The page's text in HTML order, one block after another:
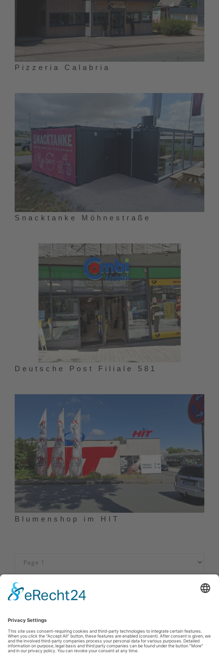
Pizzeria Calabria
Snacktanke Möhnestraße
Deutsche Post Filiale 581
Blumenshop im HIT
Neem contact op met|Datenschutz|
Disclaimer